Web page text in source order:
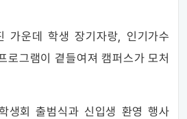
가운데 학생 장기자랑, 인기가수
로그램이 곁들여져 캠퍼스가 모처
생회 출범식과 신입생 환영 행사